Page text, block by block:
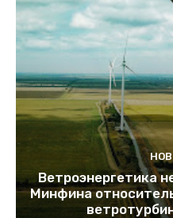
Ветроэнергетика
Минфина